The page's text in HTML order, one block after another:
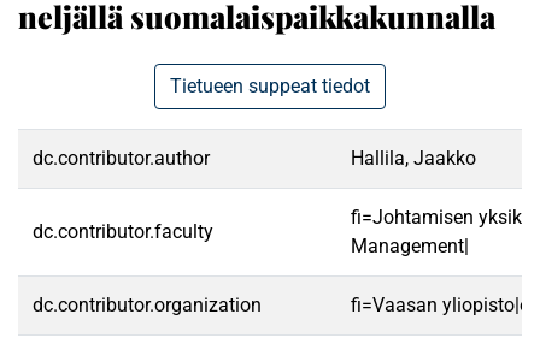
neljällä suomalaispaikkakunnalla
Tietueen suppeat tiedot
dc.contributor.author Hallila, Jaakko
dc.contributor.faculty
fi=Johtamisen
Management|
dc.contributor.organization fi=Vaasan